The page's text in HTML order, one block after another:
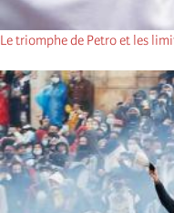
Le triomphe de Petro et les